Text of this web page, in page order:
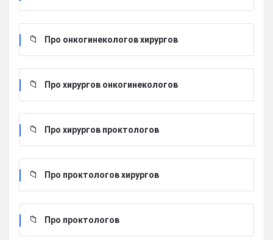
Про онкогинекологов хирургов
Про хирургов онкогинекологов
Про хирургов проктологов
Про проктологов хирургов
Про проктологов